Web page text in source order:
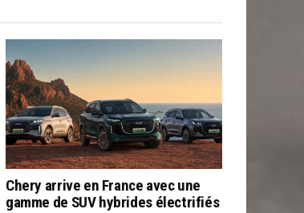
Chery arrive en France avec une
gamme de SUV hybrides électrifiés